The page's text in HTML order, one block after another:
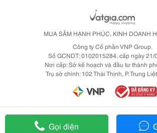
Gọi điện
MUA SẮM HẠNH PHÚC, KINH DOANH
Công ty Cổ phần VNP Group.
Số GCNDT: 0102015284, cấp ngày 21/
Nơi cấp: Sở kế hoạch và đầu tư thành
Trụ sở chính: 102 Thái Thịnh, P. Trung